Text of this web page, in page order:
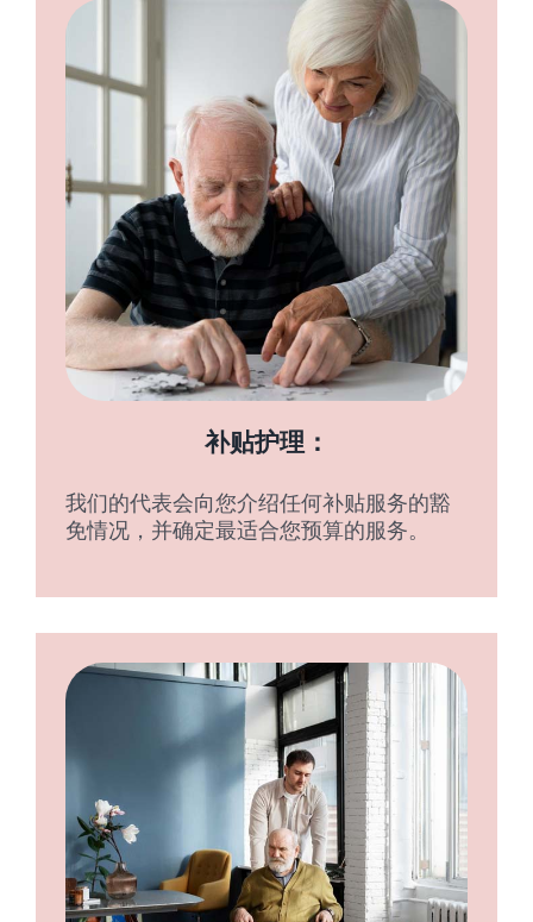
补贴护理：
我们的代表会向您介绍任何补贴服务的豁
免情况，并确定最适合您预算的服务。